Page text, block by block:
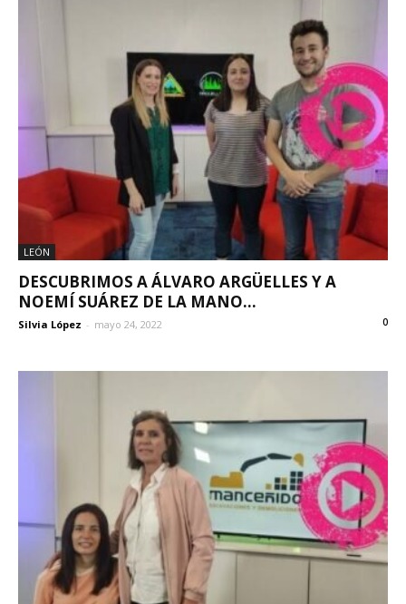
LEÓN
DESCUBRIMOS A ÁLVARO ARGÜELLES Y A
NOEMÍ SUÁREZ DE LA MANO...
Silvia López - mayo 24, 2022 0